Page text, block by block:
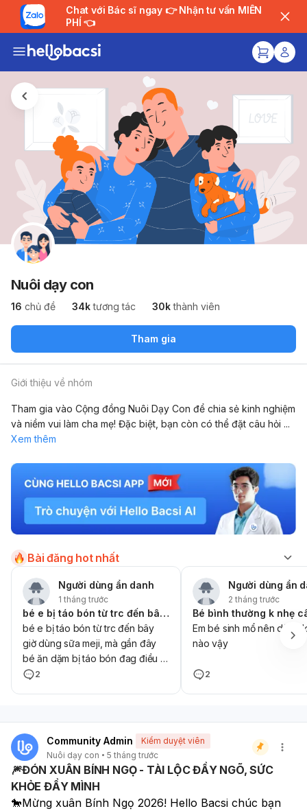
Chat với Bác sĩ ngay 👉 Nhận tư vấn MIỄN
PHÍ 👈
Nuôi dạy con
16 chủ đề 34k tương tác 30k thành viên
Tham gia
Bài đăng hot nhất
Người dùng ẩn danh
1 tháng trước
bé e bị táo bón từ trc đến bây giờ
bé e bị táo bón từ trc đến bây
giờ dùng sữa meji, mà gần đây
bé ăn dặm bị táo bón đag điều trị
đc 2 tháng chỉ uống sữa meji ko
tháng điều trị chỉ uống meji ko ăn
dặm mà ngưng thuốc cũng bị
bón , vậy e có nên đổi sữa khác
cho bé vẫn là nguồn gốc nhật có
đc ko ạ
2
Người dùng ẩn
2 tháng trước
Bé bình thường k nhẹ
Em bé sinh mổ nên dùng
nào vậy
2
Community Admin
Kiểm duyệt viên
Nuôi dạy con
5 tháng trước
🎆ĐÓN XUÂN BÍNH NGỌ - TÀI LỘC ĐẦY NGÕ, SỨC
KHỎE ĐẦY MÌNH
🐎Mừng xuân Bính Ngọ 2026! Hello Bacsi chúc bạn
Giới thiệu về nhóm
Tham gia vào Cộng đồng Nuôi Dạy Con để chia sẻ kinh nghiệm
và niềm vui làm cha mẹ! Đặc biệt, bạn còn có thể đặt câu hỏi ...
Xem thêm